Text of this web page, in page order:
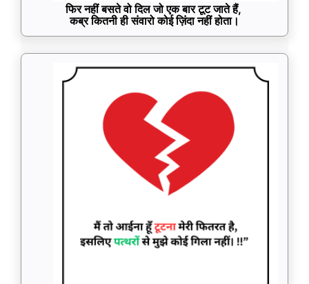
फिर नहीं बसते वो दिल जो एक बार टूट जाते हैं,
कब्र कितनी ही संवारो कोई ज़िंदा नहीं होता।